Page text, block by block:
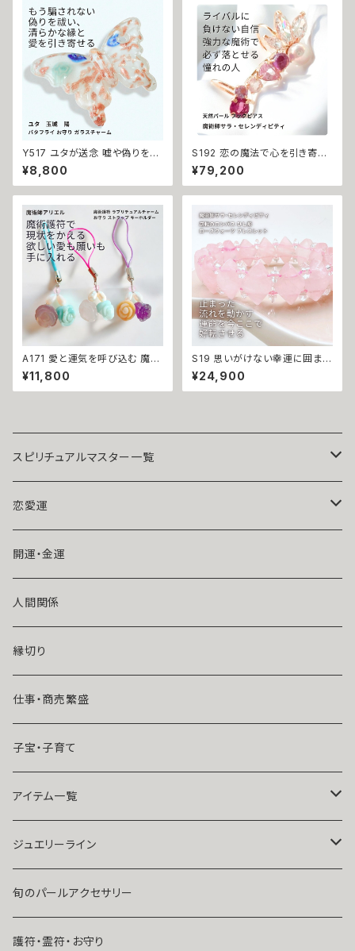
ス 解消 縁結び 海 沖縄 玉城 ユ
タ 占い お守り 人間関係 開運
神人 波
間関係 邪魔者排除 ストレスフリ
ー 方位磁石 男女兼用 ユニセッ
クス メンズ 魔術アクセサリー
お守り
Y517 ユタが送念 嘘や偽りを見
抜き、本当に大切な縁だけを残
す てぃだの白蝶珠 騙されない
あなたを守る ホワイト バタフラ
ップ 恋愛運 祈祷師 お守り 御守
り 沖縄 強さ ネイチャーパワー
浄化 真実の愛 嘘を見抜く
¥8,800
S192 恋の魔法で心を引き寄
せ、ライバルを出し抜く 恋愛運命
のアミュレット セレンディピティ
魔術師 天然石 マルチストーン
ネット アメジスト ライトアメジス
ト マチュラダイヤモンド ピンクト
ルマリン ローズクォーツ 淡水パ
ール サラ 強力 略奪 ライバル 引
き寄せ 片想い 成就 願い叶う お
守り チャンス デート
¥79,200
A171 愛と運気を呼び込む 魔術
護符「ラブリチュアルチャーム 」
魔術師 アリエル お守り ストラッ
プ キーホルダー ローズクオー
サンゴ パール クリスタル 天然
真珠 白魔術 強力 魔術アクセサ
リー ストラップ チャーム
¥11,800
S19 思いがけない幸運に囲まれ
る 運を引き寄せる 一発逆転 開
運 強運 金運 ネガティブエネル
ギーをかき消す 逆転のロンバス
カの３つの魔法 魔術 アクセサリ
開運 運気アップ 幸運 召致 潜在
¥24,900
スピリチュアルマスター一覧
魔術師アリエル
悪魔術師べリアル
風水師さくら
魔術師恋雪
魔術師N.Kelly
魔術師Sara Serendipity
祈祷師澪央
ユタ玉城陽
恋愛運
片思い
ライバルの居る恋（略奪したい）
年齢差のある恋（年上・年下）
マンネリ気味の恋
遠距離
復縁したい・取り戻したい愛情
人に言えない関係
出会いが欲しい
結婚したい
開運・金運
人間関係
縁切り
仕事・商売繁盛
子宝・子育て
アイテム一覧
ネックレス
ブレスレット・アンクレット
リング
ジュエリーライン
Ｋ１０
K１４
旬のパールアクセサリー
護符・霊符・お守り